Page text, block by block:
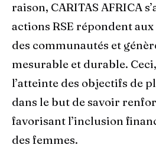
raison, CARITAS AFRICA
actions RSE répondent
des communautés et
mesurable et durable.
l’atteinte des objectifs de
dans le but de savoir
favorisant l’inclusion
des femmes.